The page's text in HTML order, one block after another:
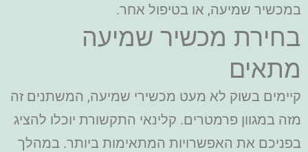
במכשיר שמיעה, או בטיפול אחר.
בחירת מכשיר שמיעה
מתאים
קיימים בשוק לא מעט מכשירי שמיעה, המשתנים זה
מזה במגוון פרמטרים. קלינאי התקשורת יוכלו להציג
בפניכם את האפשרויות המתאימות ביותר. במהלך